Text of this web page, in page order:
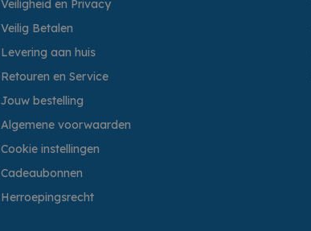
Veiligheid en Privacy
Veilig Betalen
Levering aan huis
Retouren en Service
Jouw bestelling
Algemene voorwaarden
Cookie instellingen
Cadeaubonnen
Herroepingsrecht